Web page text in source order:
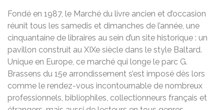
Fondé en 1987, le Marché du livre ancien et d’occasion
réunit tous les samedis et dimanches de l’année, une
cinquantaine de libraires au sein d’un site historique : un
pavillon construit au XIXe siècle dans le style Baltard.
Unique en Europe, ce marché qui longe le parc G.
Brassens du 15e arrondissement s’est imposé dès lors
comme le rendez-vous incontournable de nombreux
professionnels, bibliophiles, collectionneurs français et